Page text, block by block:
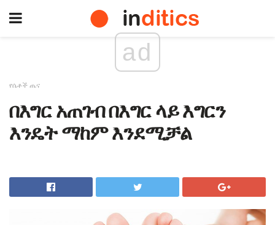
ad
የሴቶች ጤና
በእግር አጠገብ በእግር ላይ እግርን
እንዴት ማከም እንደሚቻል